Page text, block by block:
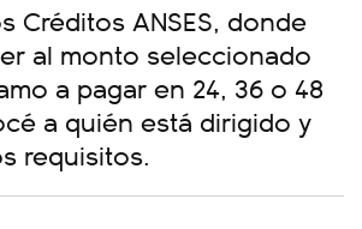
Créditos ANSES, donde
al monto seleccionado
a pagar en 24, 36 o 48
a quién está dirigido y
requisitos.